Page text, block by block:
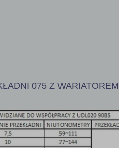
075 Z WARIATOREM